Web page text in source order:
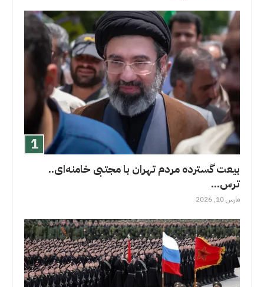
بیعت گسترده مردم تهران با مجتبی خامنه‌ای..
ترس...
مارس 10, 2026